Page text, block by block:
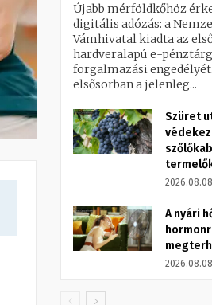
Újabb mérföldkőhöz
digitális adózás: a
Vámhivatal kiadta az
hardveralapú e-
forgalmazási
elsősorban a jelenleg...
Szüret
A nyári